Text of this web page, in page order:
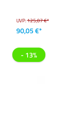
UVP:125,07 €*
90,05 €*
- 13%